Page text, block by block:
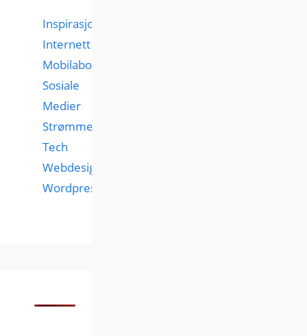
Inspirasjon
Internett
Mobilabonnementer
Sosiale
Medier
Strømmetjenester
Tech
Webdesign
Wordpress